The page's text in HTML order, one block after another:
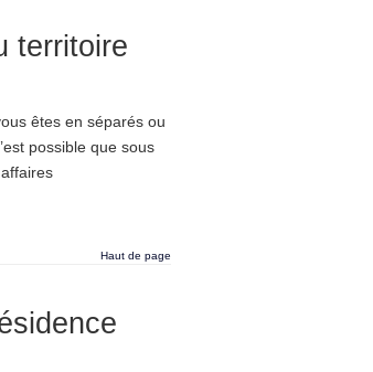
territoire
êtes en séparés ou
possible que sous
Haut de page